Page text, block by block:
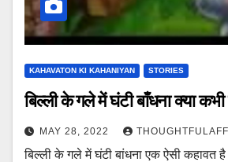
KAHAVATON KI KAHANIYAN STORIES
बिल्ली के गले में घंटी बाँधना क्या
MAY 28, 2022
बिल्ली के गले में घंटी बांधना एक ऐसी